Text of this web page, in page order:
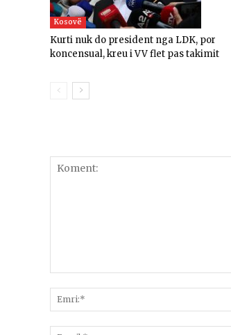
Kosovë
Kurti nuk do president nga LDK, por
koncensual, kreu i VV flet pas takimit